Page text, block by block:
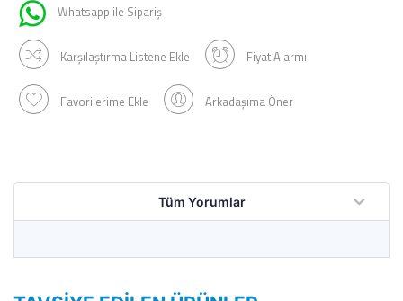
Whatsapp ile Sipariş
Karşılaştırma Listene Ekle Fiyat Alarmı
Favorilerime Ekle Arkadaşıma Öner
Tüm Yorumlar